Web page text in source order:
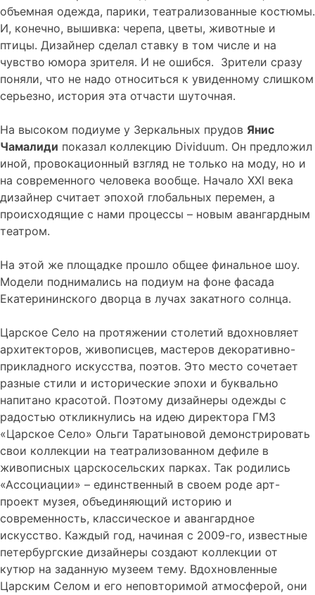
объемная одежда, парики, театрализованные костюмы.
И, конечно, вышивка: черепа, цветы, животные и
птицы. Дизайнер сделал ставку в том числе и на
чувство юмора зрителя. И не ошибся. Зрители сразу
поняли, что не надо относиться к увиденному слишком
серьезно, история эта отчасти шуточная.
На высоком подиуме у Зеркальных прудов Янис
Чамалиди показал коллекцию Dividuum. Он предложил
иной, провокационный взгляд не только на моду, но и
на современного человека вообще. Начало XXI века
дизайнер считает эпохой глобальных перемен, а
происходящие с нами процессы – новым авангардным
театром.
На этой же площадке прошло общее финальное шоу.
Модели поднимались на подиум на фоне фасада
Екатерининского дворца в лучах закатного солнца.
Царское Село на протяжении столетий вдохновляет
архитекторов, живописцев, мастеров декоративно-
прикладного искусства, поэтов. Это место сочетает
разные стили и исторические эпохи и буквально
напитано красотой. Поэтому дизайнеры одежды с
радостью откликнулись на идею директора ГМЗ
«Царское Село» Ольги Таратыновой демонстрировать
свои коллекции на театрализованном дефиле в
живописных царскосельских парках. Так родились
«Ассоциации» – единственный в своем роде арт-
проект музея, объединяющий историю и
современность, классическое и авангардное
искусство. Каждый год, начиная с 2009-го, известные
петербургские дизайнеры создают коллекции от
кутюр на заданную музеем тему. Вдохновленные
Царским Селом и его неповторимой атмосферой, они